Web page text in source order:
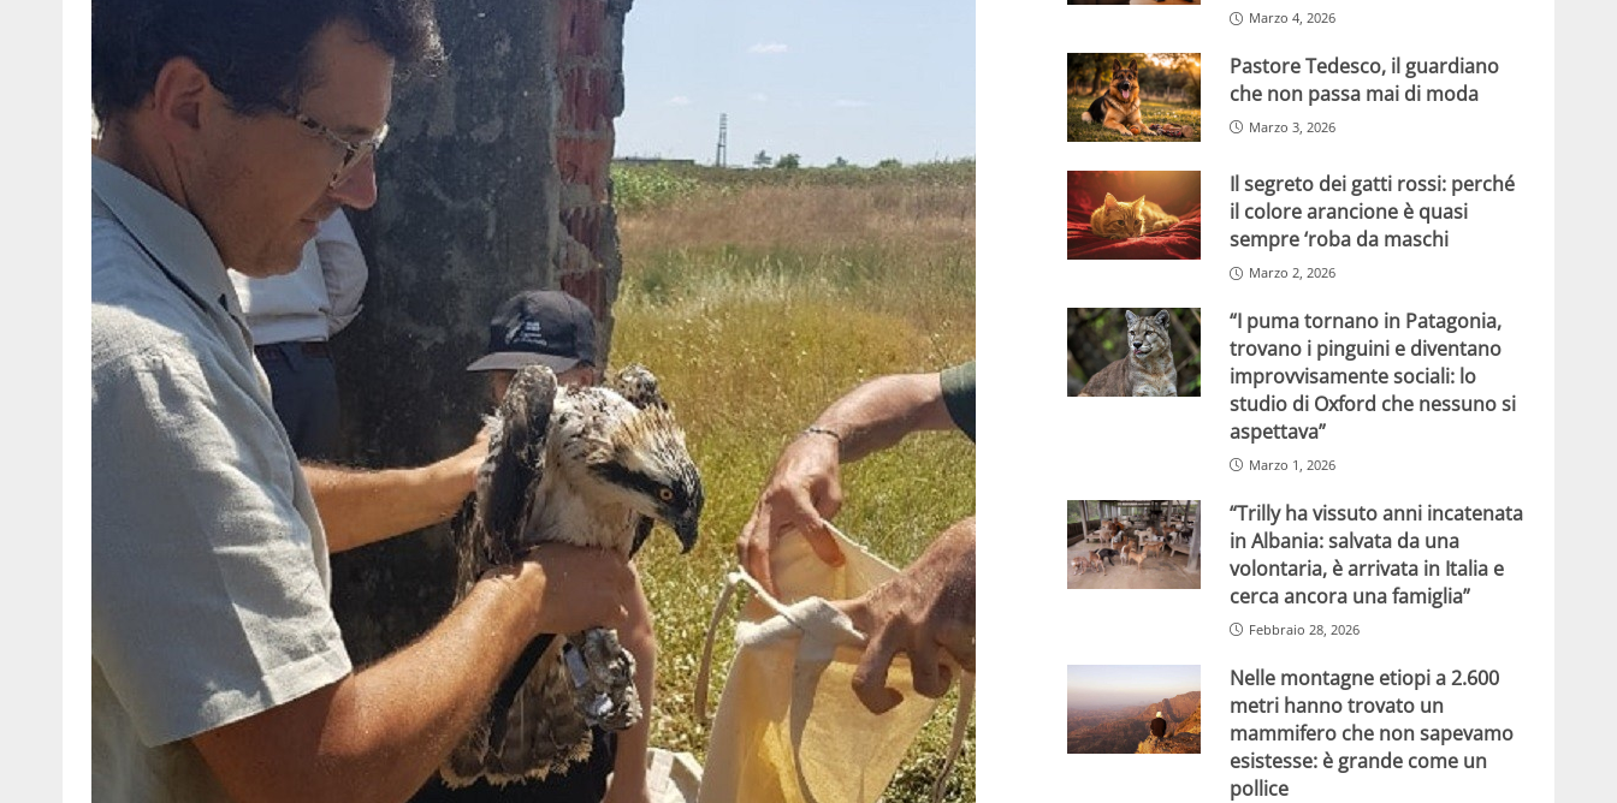
Marzo 4, 2026
Pastore Tedesco, il guardiano
che non passa mai di moda
Marzo 3, 2026
Il segreto dei gatti rossi: perché
il colore arancione è quasi
sempre ‘roba da maschi
Marzo 2, 2026
“I puma tornano in Patagonia,
trovano i pinguini e diventano
improvvisamente sociali: lo
studio di Oxford che nessuno si
aspettava”
Marzo 1, 2026
“Trilly ha vissuto anni incatenata
in Albania: salvata da una
volontaria, è arrivata in Italia e
cerca ancora una famiglia”
Febbraio 28, 2026
Nelle montagne etiopi a 2.600
metri hanno trovato un
mammifero che non sapevamo
esistesse: è grande come un
pollice